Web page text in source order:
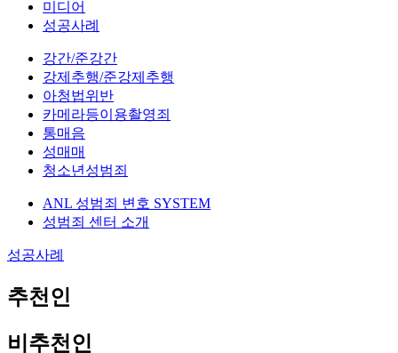
미디어
성공사례
강간/준강간
강제추행/준강제추행
아청법위반
카메라등이용촬영죄
통매음
성매매
청소년성범죄
ANL 성범죄 변호 SYSTEM
성범죄 센터 소개
성공사례
추천인
비추천인